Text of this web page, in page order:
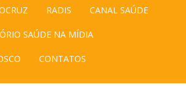
RADIS CANAL SAÚDE
SAÚDE NA MÍDIA
CONTATOS